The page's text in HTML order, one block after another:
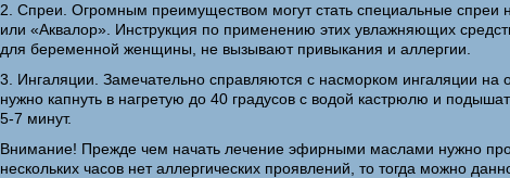
2. Спреи. Огромным преимуществом могут стать специальные
или «Аквалор». Инструкция по применению этих увлажняющих
для беременной женщины, не вызывают привыкания и аллергии.
3. Ингаляции. Замечательно справляются с насморком ингаляции
нужно капнуть в нагретую до 40 градусов с водой кастрюлю и
5-7 минут.
Внимание! Прежде чем начать лечение эфирными маслами нужно
нескольких часов нет аллергических проявлений, то тогда можно